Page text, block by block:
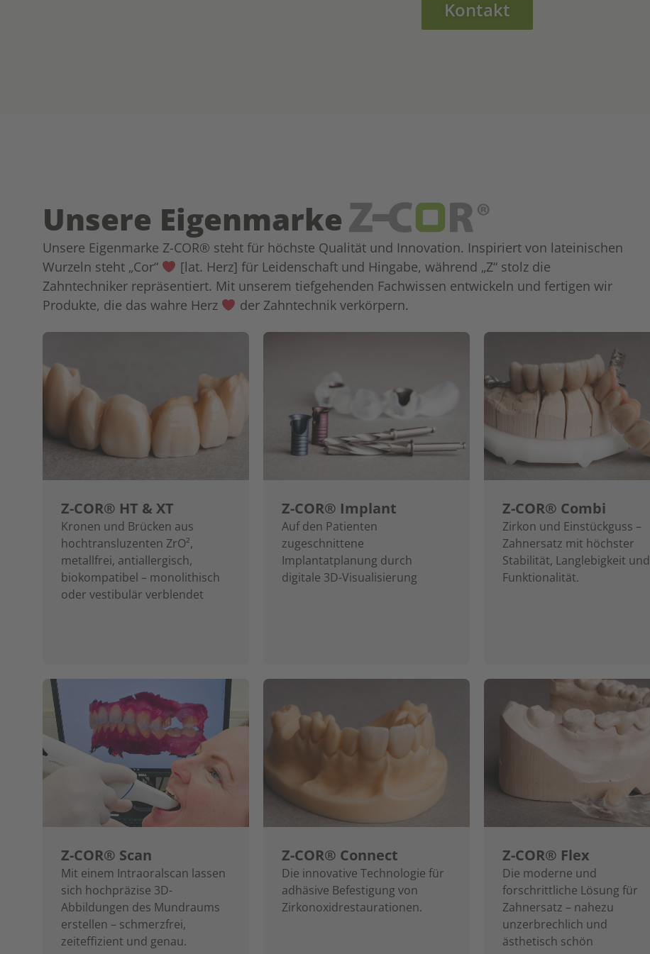
Kontakt
Unsere Eigenmarke
Unsere Eigenmarke Z-COR® steht für höchste Qualität und Innovation. Inspiriert von lateinischen
Wurzeln steht „Cor“
[lat. Herz] für Leidenschaft und Hingabe, während „Z“ stolz die
Zahntechniker repräsentiert. Mit unserem tiefgehenden Fachwissen entwickeln und fertigen wir
Produkte, die das wahre Herz
der Zahntechnik verkörpern.
Z-COR® HT & XT
Kronen und Brücken aus
hochtransluzenten ZrO²,
metallfrei, antiallergisch,
biokompatibel – monolithisch
oder vestibulär verblendet
Z-COR® Implant
Auf den Patienten
zugeschnittene
Implantatplanung durch
digitale 3D-Visualisierung
Z-COR® Combi
Zirkon und Einstückguss –
Zahnersatz mit höchster
Stabilität, Langlebigkeit und
Funktionalität.
Z-COR® Scan
Mit einem Intraoralscan lassen
sich hochpräzise 3D-
Abbildungen des Mundraums
erstellen – schmerzfrei,
zeiteffizient und genau.
Z-COR® Connect
Die innovative Technologie für
adhäsive Befestigung von
Zirkonoxidrestaurationen.
Z-COR® Flex
Die moderne und
forschrittliche Lösung für
Zahnersatz – nahezu
unzerbrechlich und
ästhetisch schön